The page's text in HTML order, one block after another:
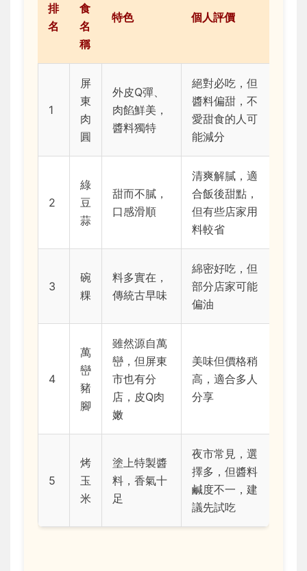
排
名
食
名
稱
特色 個人評價
1
屏
東
肉
圓
外皮Q彈、
肉餡鮮美，
醬料獨特
絕對必吃，但
醬料偏甜，不
愛甜食的人可
能減分
2
綠
豆
蒜
甜而不膩，
口感滑順
清爽解膩，適
合飯後甜點，
但有些店家用
料較省
3
碗
粿
料多實在，
傳統古早味
綿密好吃，但
部分店家可能
偏油
4
萬
巒
豬
腳
雖然源自萬
巒，但屏東
市也有分
店，皮Q肉
嫩
美味但價格稍
高，適合多人
分享
5
烤
玉
米
塗上特製醬
料，香氣十
足
夜市常見，選
擇多，但醬料
鹹度不一，建
議先試吃